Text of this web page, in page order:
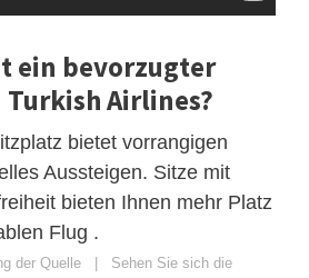
ein bevorzugter
Airlines?
bietet vorrangigen
Aussteigen. Sitze mit
bieten Ihnen mehr Platz
Flug .
der Quelle | Sehen Sie sich die